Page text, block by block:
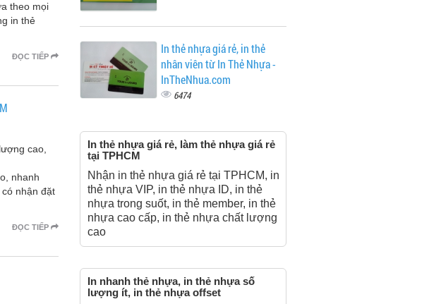
theo mọi
in thẻ
ĐỌC TIẾP
cao,
nhanh
nhận đặt
ĐỌC TIẾP
In thẻ nhựa giá rẻ, in thẻ
nhân viên từ In Thẻ Nhựa -
InTheNhua.com
6474
In thẻ nhựa giá rẻ, làm thẻ nhựa giá rẻ
tại TPHCM
Nhận in thẻ nhựa giá rẻ tại TPHCM, in
thẻ nhựa VIP, in thẻ nhựa ID, in thẻ
nhựa trong suốt, in thẻ member, in thẻ
nhựa cao cấp, in thẻ nhựa chất lượng
cao
In nhanh thẻ nhựa, in thẻ nhựa số
lượng ít, in thẻ nhựa offset